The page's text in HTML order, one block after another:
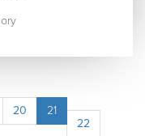
20 21(aktuální)
22